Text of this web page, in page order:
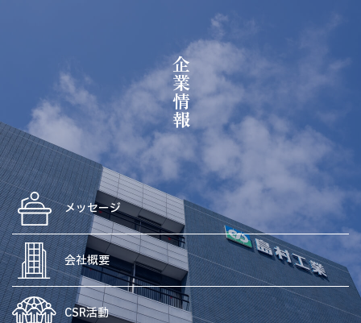
企業情報
メッセージ
会社概要
CSR活動